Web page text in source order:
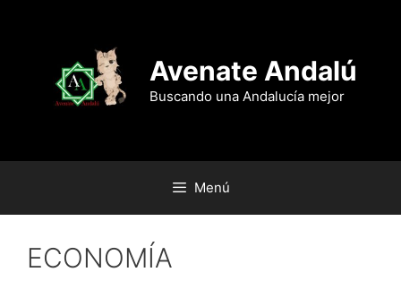
Avenate Andalú
Buscando una Andalucía mejor
Menú
ECONOMÍA